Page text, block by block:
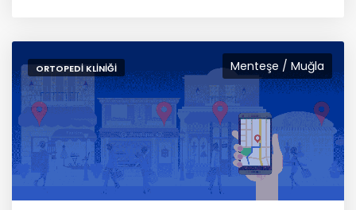
Menteşe / Muğla
ORTOPEDI KLINIĞI